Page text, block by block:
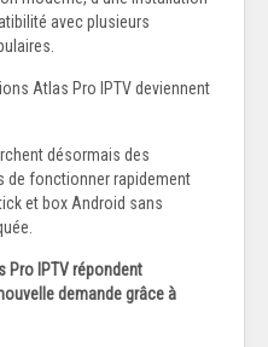
avec plusieurs
Atlas Pro IPTV deviennent
désormais des
de fonctionner rapidement
et box Android sans
Pro IPTV répondent
demande grâce à